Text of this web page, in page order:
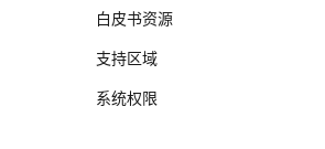
白皮书资源
支持区域
系统权限